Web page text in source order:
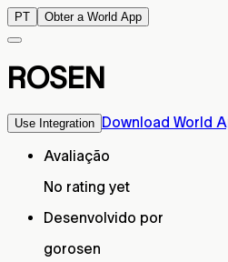
PT Obter a World App
ROSEN
Use Integration Download World
Avaliação
No rating yet
Desenvolvido por
gorosen